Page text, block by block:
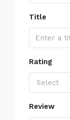
Title
Rating
Select
Review